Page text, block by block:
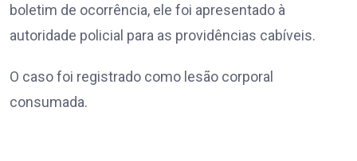
boletim de ocorrência, ele foi apresentado à
autoridade policial para as providências cabíveis.
O caso foi registrado como lesão corporal
consumada.